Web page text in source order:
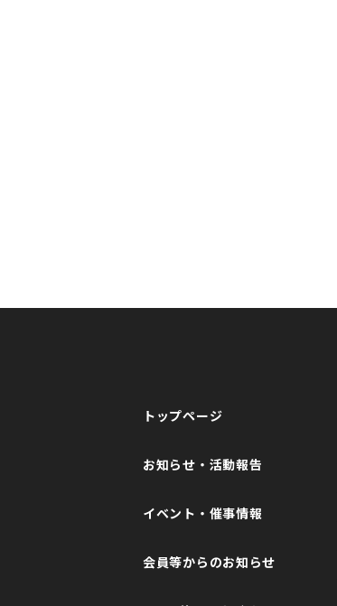
トップページ
お知らせ・活動報告
イベント・催事情報
会員等からのお知らせ